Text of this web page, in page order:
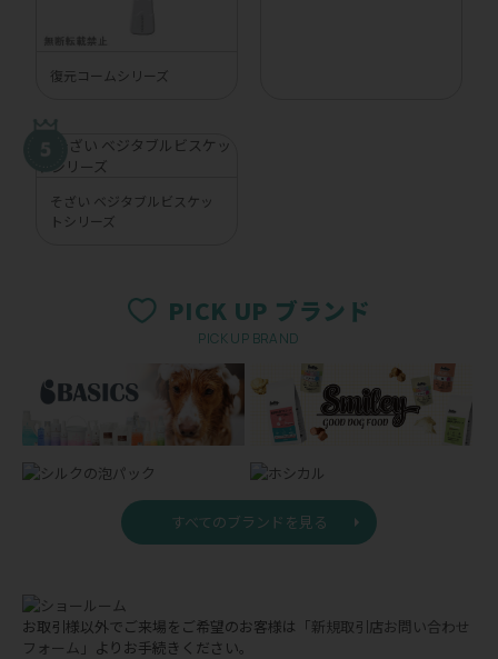
復元コームシリーズ
そざい ベジタブルビスケッ
トシリーズ
PICK UP ブランド
PICK UP BRAND
すべてのブランドを見る
お取引様以外でご来場をご希望のお客様は 「新規取引店お問い合わせ
フォーム」 よりお手続きください。